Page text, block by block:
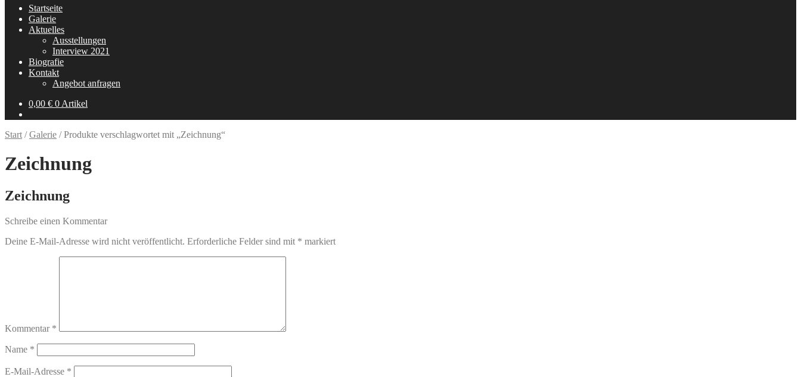
Startseite
Galerie
Aktuelles
Ausstellungen
Interview 2021
Biografie
Kontakt
Angebot anfragen
0,00 € 0 Artikel
Start /Galerie /Produkte verschlagwortet mit „Zeichnung“
Zeichnung
Zeichnung
Schreibe einen Kommentar
Deine E-Mail-Adresse wird nicht veröffentlicht. Erforderliche Felder sind mit * markiert
Kommentar *
Name *
E-Mail-Adresse *